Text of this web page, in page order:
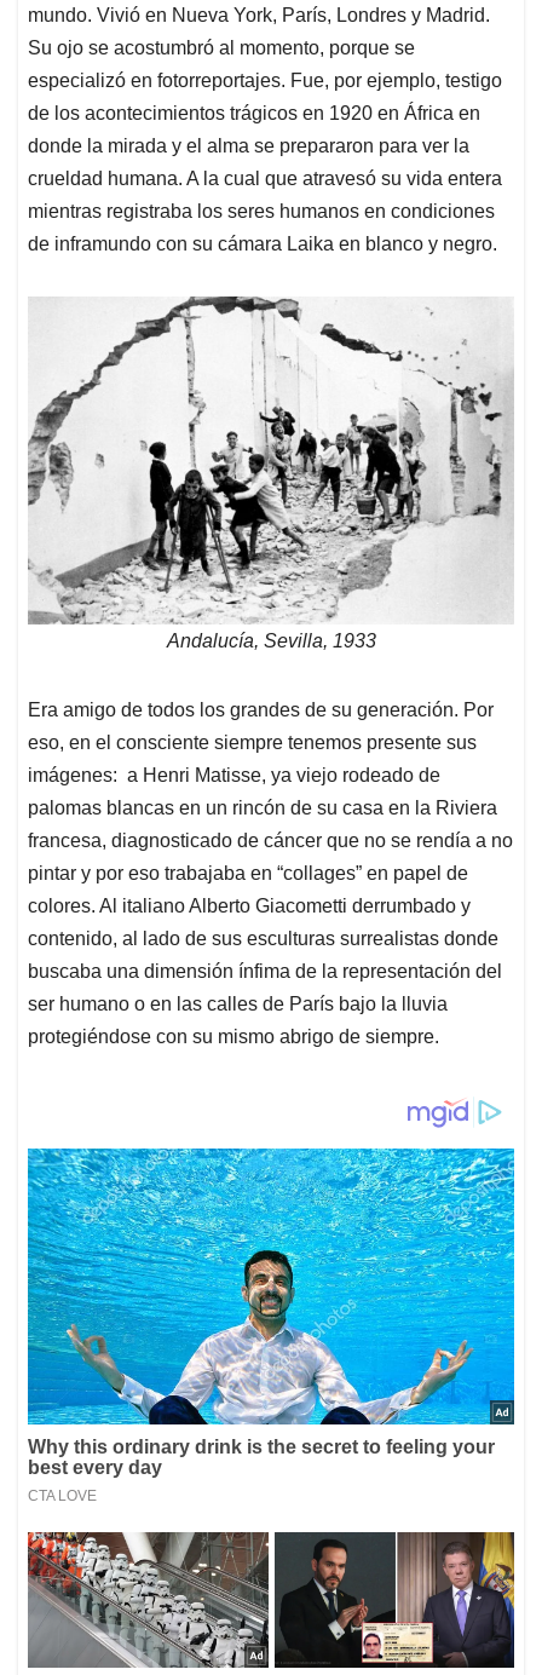
p
p
o
k
I
n
s
mundo. Vivió en Nueva York, París, Londres y Madrid.
Su ojo se acostumbró al momento, porque se
especializó en fotorreportajes. Fue, por ejemplo, testigo
de los acontecimientos trágicos en 1920 en África en
donde la mirada y el alma se prepararon para ver la
crueldad humana. A la cual que atravesó su vida entera
mientras registraba los seres humanos en condiciones
de inframundo con su cámara Laika en blanco y negro.
Andalucía, Sevilla, 1933
Era amigo de todos los grandes de su generación. Por
eso, en el consciente siempre tenemos presente sus
imágenes: a Henri Matisse, ya viejo rodeado de
palomas blancas en un rincón de su casa en la Riviera
francesa, diagnosticado de cáncer que no se rendía a no
pintar y por eso trabajaba en “collages” en papel de
colores. Al italiano Alberto Giacometti derrumbado y
contenido, al lado de sus esculturas surrealistas donde
buscaba una dimensión ínfima de la representación del
ser humano o en las calles de París bajo la lluvia
protegiéndose con su mismo abrigo de siempre.